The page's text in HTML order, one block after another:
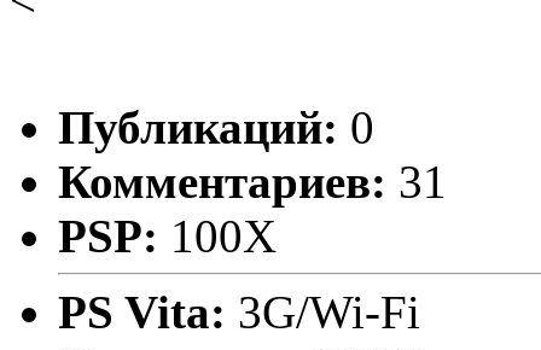
Публикаций: 0
Комментариев: 31
PSP: 100X
PS Vita: 3G/Wi-Fi